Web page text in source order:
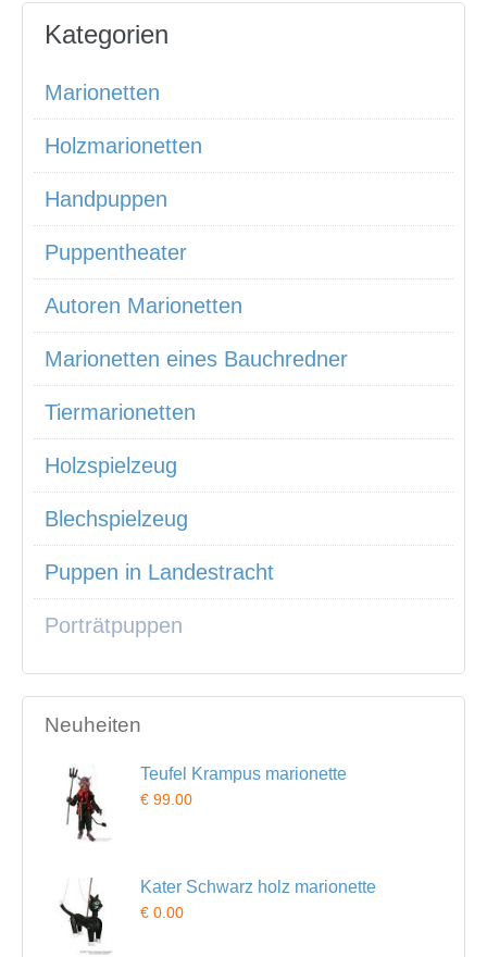
Kategorien
Marionetten
Holzmarionetten
Handpuppen
Puppentheater
Autoren Marionetten
Marionetten eines Bauchredner
Tiermarionetten
Holzspielzeug
Blechspielzeug
Puppen in Landestracht
Porträtpuppen
Neuheiten
Teufel Krampus marionette
€ 99.00
Kater Schwarz holz marionette
€ 0.00